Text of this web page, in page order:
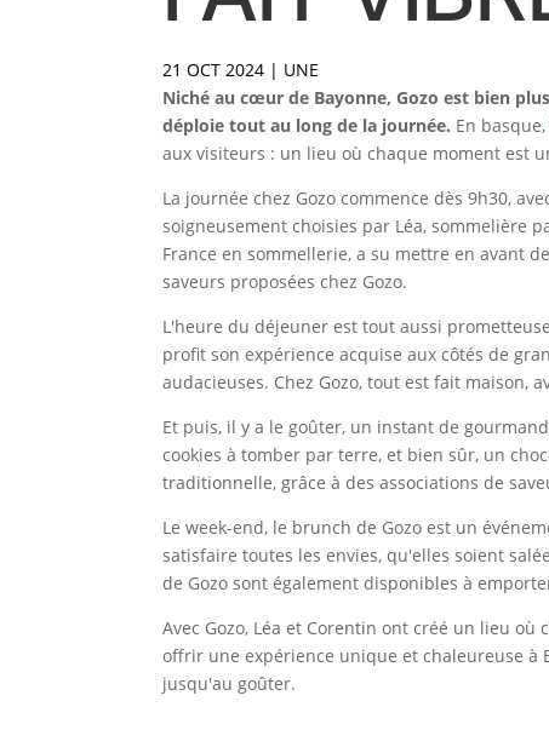
21 OCT 2024 | UNE
Niché au cœur de Bayonne, Gozo est bien
déploie tout au long de la journée. En basque,
aux visiteurs : un lieu où chaque moment est
La journée chez Gozo commence dès 9h30,
soigneusement choisies par Léa, sommelière
France en sommellerie, a su mettre en avant
saveurs proposées chez Gozo.
L'heure du déjeuner est tout aussi
profit son expérience acquise aux côtés de
audacieuses. Chez Gozo, tout est fait maison,
Et puis, il y a le goûter, un instant de
cookies à tomber par terre, et bien sûr, un
traditionnelle, grâce à des associations de
Le week-end, le brunch de Gozo est un
satisfaire toutes les envies, qu'elles soient
de Gozo sont également disponibles à
Avec Gozo, Léa et Corentin ont créé un lieu
offrir une expérience unique et chaleureuse à
jusqu'au goûter.